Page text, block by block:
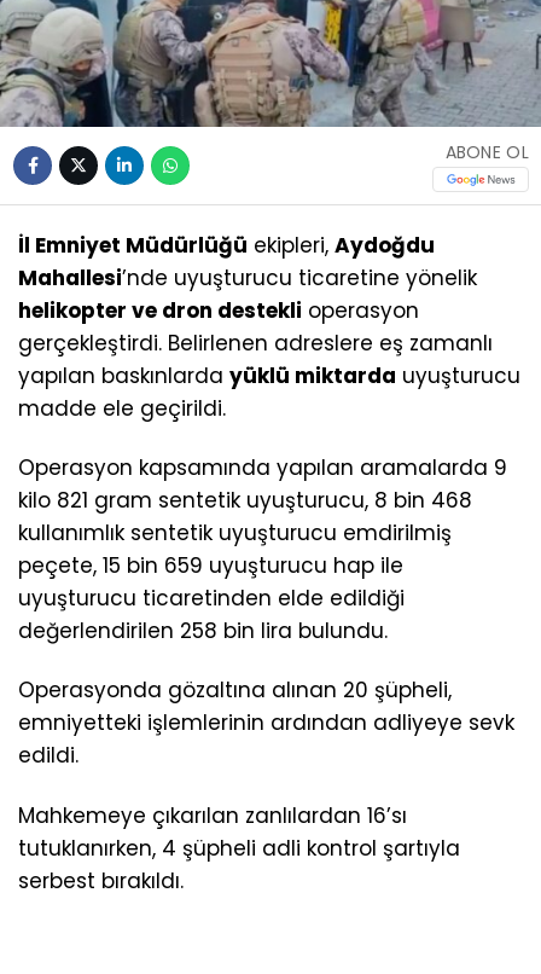
ABONE OL
İl Emniyet Müdürlüğü ekipleri, Aydoğdu
Mahallesi’nde uyuşturucu ticaretine yönelik
helikopter ve dron destekli operasyon
gerçekleştirdi. Belirlenen adreslere eş zamanlı
yapılan baskınlarda yüklü miktarda uyuşturucu
madde ele geçirildi.
Operasyon kapsamında yapılan aramalarda 9
kilo 821 gram sentetik uyuşturucu, 8 bin 468
kullanımlık sentetik uyuşturucu emdirilmiş
peçete, 15 bin 659 uyuşturucu hap ile
uyuşturucu ticaretinden elde edildiği
değerlendirilen 258 bin lira bulundu.
Operasyonda gözaltına alınan 20 şüpheli,
emniyetteki işlemlerinin ardından adliyeye sevk
edildi.
Mahkemeye çıkarılan zanlılardan 16’sı
tutuklanırken, 4 şüpheli adli kontrol şartıyla
serbest bırakıldı.